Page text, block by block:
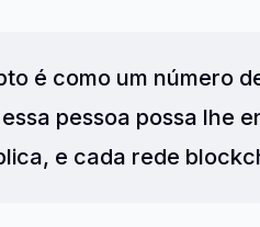
é como um número
pessoa possa lhe
e cada rede